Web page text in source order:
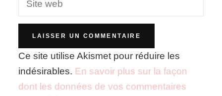
Ce site utilise Akismet pour réduire les
indésirables. En savoir plus sur la façon
dont les données de vos commentaires